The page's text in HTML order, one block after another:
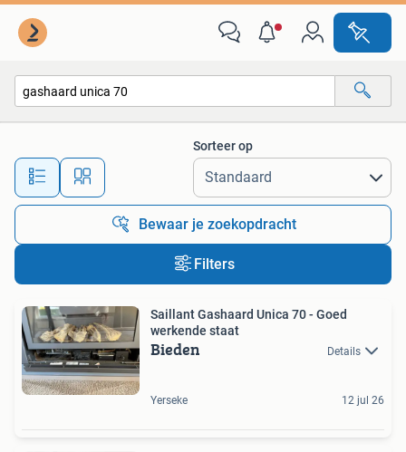
Alle afstanden…
Sorteer op
Bewaar je zoekopdracht
Filters
Saillant Gashaard Unica 70 - Goed
werkende staat
Bieden Details
Yerseke 12 jul 26